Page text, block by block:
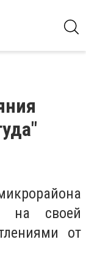
на своей
от